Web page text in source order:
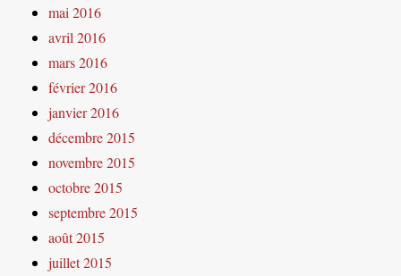
mai 2016
avril 2016
mars 2016
février 2016
janvier 2016
décembre 2015
novembre 2015
octobre 2015
septembre 2015
août 2015
juillet 2015